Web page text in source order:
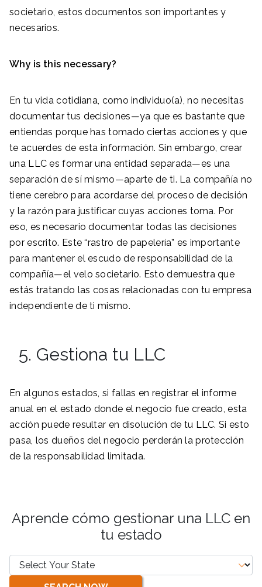
societario, estos documentos son importantes y
necesarios.
Why is this necessary?
En tu vida cotidiana, como individuo(a), no necesitas
documentar tus decisiones—ya que es bastante que
entiendas porque has tomado ciertas acciones y que
te acuerdes de esta información. Sin embargo, crear
una LLC es formar una entidad separada—es una
separación de sí mismo—aparte de ti. La compañía no
tiene cerebro para acordarse del proceso de decisión
y la razón para justificar cuyas acciones toma. Por
eso, es necesario documentar todas las decisiones
por escrito. Este “rastro de papelería” es importante
para mantener el escudo de responsabilidad de la
compañía—el velo societario. Esto demuestra que
estás tratando las cosas relacionadas con tu empresa
independiente de ti mismo.
5. Gestiona tu LLC
En algunos estados, si fallas en registrar el informe
anual en el estado donde el negocio fue creado, esta
acción puede resultar en disolución de tu LLC. Si esto
pasa, los dueños del negocio perderán la protección
de la responsabilidad limitada.
Aprende cómo gestionar una LLC en
tu estado